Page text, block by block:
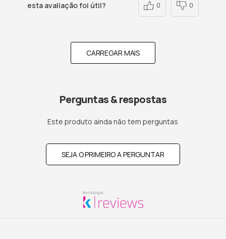
esta avaliação foi útil? 0 0
CARREGAR MAIS
Perguntas & respostas
Este produto ainda não tem perguntas
SEJA O PRIMEIRO A PERGUNTAR